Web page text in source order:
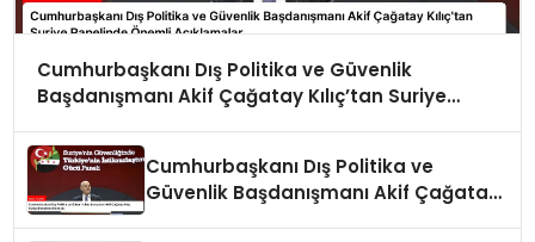
Cumhurbaşkanı Dış Politika ve Güvenlik
Başdanışmanı Akif Çağatay Kılıç’tan Suriye
Cumhurbaşkanı Dış Politika ve
Güvenlik Başdanışmanı Akif Çağatay